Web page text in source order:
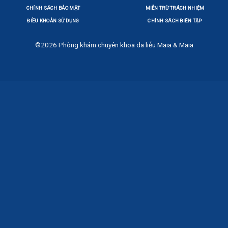
CHÍNH SÁCH BẢO MẬT
ĐIỀU KHOẢN SỬ DỤNG
MIỄN TRỪ TRÁCH NHIỆM
CHÍNH SÁCH BIÊN TẬP
©2026 Phòng khám chuyên khoa da liễu Maia & Maia